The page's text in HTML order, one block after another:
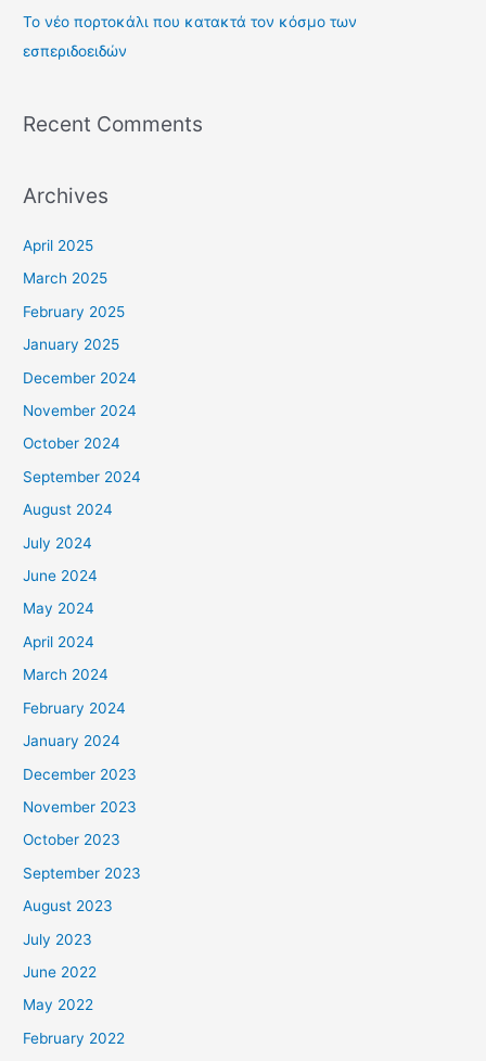
:
Το νέο πορτοκάλι που κατακτά τον κόσμο των
εσπεριδοειδών
Recent Comments
Archives
April 2025
March 2025
February 2025
January 2025
December 2024
November 2024
October 2024
September 2024
August 2024
July 2024
June 2024
May 2024
April 2024
March 2024
February 2024
January 2024
December 2023
November 2023
October 2023
September 2023
August 2023
July 2023
June 2022
May 2022
February 2022